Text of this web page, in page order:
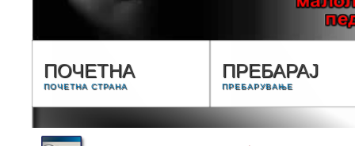
ПОЧЕТНА
ПОЧЕТНА СТРАНА
ПРЕБАРАЈ
ПРЕБАРУВАЊЕ